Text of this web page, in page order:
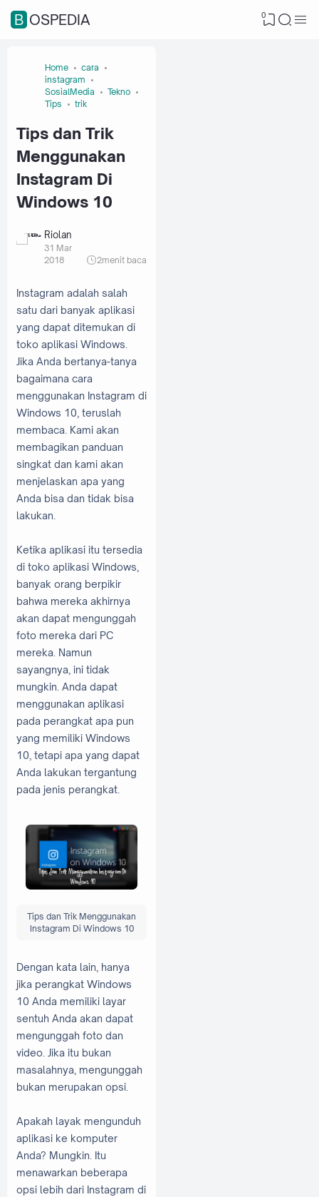
BOSPEDIA 0
Home
cara
instagram
SosialMedia
Tekno
Tips
trik
Tips dan Trik
Menggunakan
Instagram Di
Windows 10
Riolan
31 Mar
2018
2menit baca
Instagram adalah salah
satu dari banyak aplikasi
yang dapat ditemukan di
toko aplikasi Windows.
Jika Anda bertanya-tanya
bagaimana cara
menggunakan Instagram di
Windows 10, teruslah
membaca. Kami akan
membagikan panduan
singkat dan kami akan
menjelaskan apa yang
Anda bisa dan tidak bisa
lakukan.
Ketika aplikasi itu tersedia
di toko aplikasi Windows,
banyak orang berpikir
bahwa mereka akhirnya
akan dapat mengunggah
foto mereka dari PC
mereka. Namun
sayangnya, ini tidak
mungkin. Anda dapat
menggunakan aplikasi
pada perangkat apa pun
yang memiliki Windows
10, tetapi apa yang dapat
Anda lakukan tergantung
pada jenis perangkat.
Tips dan Trik Menggunakan
Instagram Di Windows 10
Dengan kata lain, hanya
jika perangkat Windows
10 Anda memiliki layar
sentuh Anda akan dapat
mengunggah foto dan
video. Jika itu bukan
masalahnya, mengunggah
bukan merupakan opsi.
Apakah layak mengunduh
aplikasi ke komputer
Anda? Mungkin. Itu
menawarkan beberapa
opsi lebih dari Instagram di